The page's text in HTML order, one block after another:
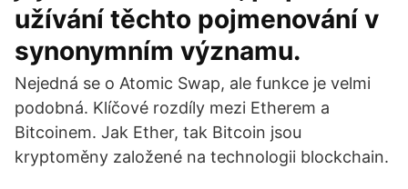
užívání těchto pojmenování v
synonymním významu.
Nejedná se o Atomic Swap, ale funkce je velmi
podobná. Klíčové rozdíly mezi Etherem a
Bitcoinem. Jak Ether, tak Bitcoin jsou
kryptoměny založené na technologii blockchain.